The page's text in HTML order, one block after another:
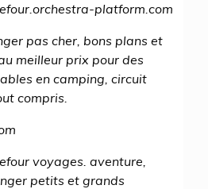
platform.com
pas cher, bons plans et
meilleur prix pour des
en camping, circuit
compris.
voyages. aventure,
petits et grands